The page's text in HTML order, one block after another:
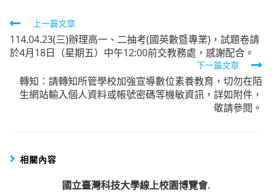
Read
more
articles
上一篇文章
114.04.23(三)辦理高一、二抽考(國英數暨專業)，試題卷請
於4月18日（星期五）中午12:00前交教務處，感謝配合。
下一篇文章
轉知：請轉知所管學校加強宣導數位素養教育，切勿在陌
生網站輸入個人資料或帳號密碼等機敏資訊，詳如附件，
敬請參閱。
相關內容
國立臺灣科技大學線上校園博覽會.